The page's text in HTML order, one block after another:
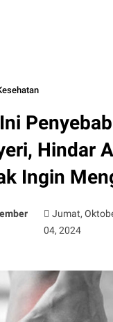
Hindar
Ingin
Jumat,
04, 2024